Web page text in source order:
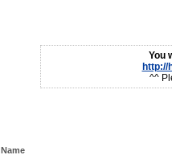
You
http://
^^
Name